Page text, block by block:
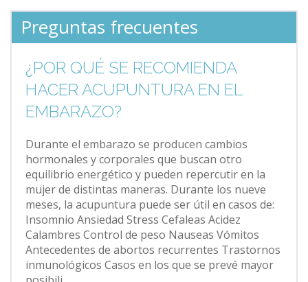
Preguntas frecuentes
¿POR QUÉ SE RECOMIENDA
HACER ACUPUNTURA EN EL
EMBARAZO?
Durante el embarazo se producen cambios
hormonales y corporales que buscan otro
equilibrio energético y pueden repercutir en la
mujer de distintas maneras. Durante los nueve
meses, la acupuntura puede ser útil en casos de:
Insomnio Ansiedad Stress Cefaleas Acidez
Calambres Control de peso Nauseas Vómitos
Antecedentes de abortos recurrentes Trastornos
inmunológicos Casos en los que se prevé mayor